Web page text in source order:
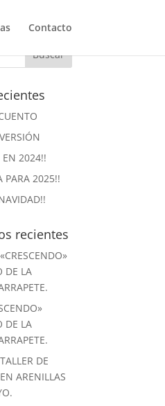
Contacto
EN 2024!!
PARA 2025!!
recientes
«CRESCENDO»
DE LA
DE LA
TALLER DE
ARENILLAS